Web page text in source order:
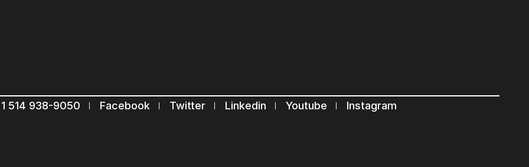
514 938-9050 Facebook Twitter Linkedin Youtube Instagram